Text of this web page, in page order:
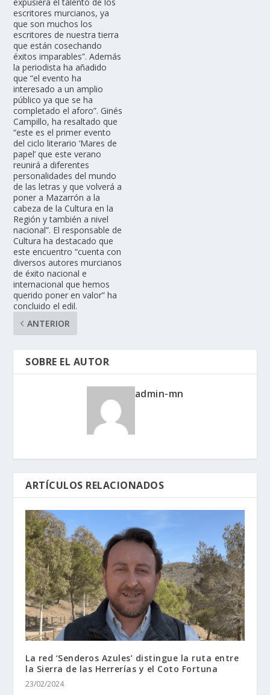
escritores murcianos, ya
que son muchos los
escritores de nuestra tierra
que están cosechando
éxitos imparables”. Además
la periodista ha añadido
que “el evento ha
interesado a un amplio
público ya que se ha
completado el aforo”. Ginés
Campillo, ha resaltado que
“este es el primer evento
del ciclo literario ‘Mares de
papel’ que este verano
reunirá a diferentes
personalidades del mundo
de las letras y que volverá a
poner a Mazarrón a la
cabeza de la Cultura en la
Región y también a nivel
nacional”. El responsable de
Cultura ha destacado que
este encuentro “cuenta con
diversos autores murcianos
de éxito nacional e
internacional que hemos
querido poner en valor” ha
concluido el edil.
ANTERIOR
SOBRE EL AUTOR
admin-mn
ARTÍCULOS RELACIONADOS
La red ‘Senderos Azules’ distingue la ruta entre
la Sierra de las Herrerías y el Coto Fortuna
23/02/2024